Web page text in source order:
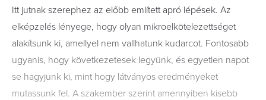
Itt jutnak szerephez az előbb említett apró lépések. Az
elképzelés lényege, hogy olyan mikroelkötelezettséget
alakítsunk ki, amellyel nem vallhatunk kudarcot. Fontosabb
ugyanis, hogy következetesek legyünk, és egyetlen napot
se hagyjunk ki, mint hogy látványos eredményeket
mutassunk fel. A szakember szerint amennyiben kisebb